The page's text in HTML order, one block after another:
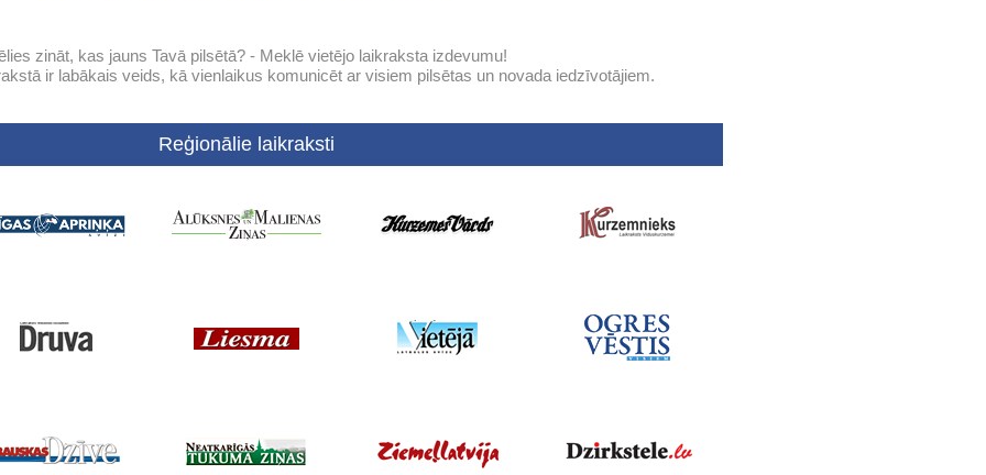
zināt, kas jauns Tavā pilsētā? - Meklē vietējo laikraksta izdevumu!
ir labākais veids, kā vienlaikus komunicēt ar visiem pilsētas un novada iedzīvotājiem.
Reģionālie laikraksti